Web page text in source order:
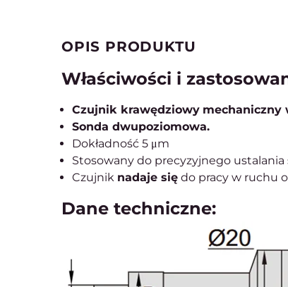
OPIS PRODUKTU
Właściwości i
Czujnik krawędziowy mechaniczny
Sonda dwupoziomowa.
Dokładność 5 μm
Stosowany do precyzyjnego ustalania
Czujnik nadaje się do pracy w ruchu
Dane techniczne: